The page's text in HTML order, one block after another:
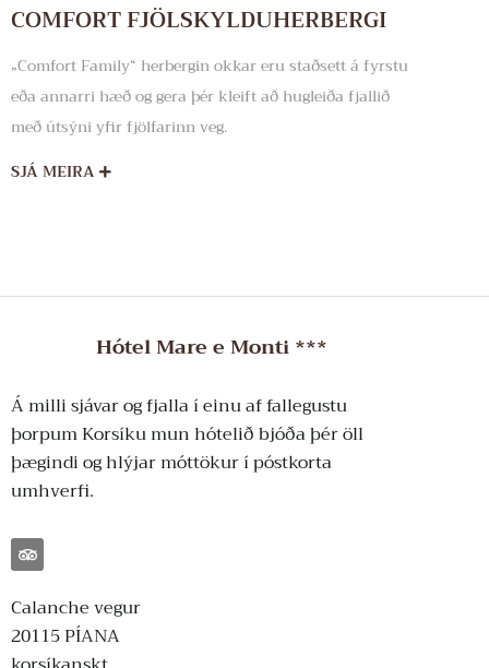
COMFORT FJÖLSKYLDUHERBERGI
„Comfort Family“ herbergin okkar eru staðsett á fyrstu
eða annarri hæð og gera þér kleift að hugleiða fjallið
með útsýni yfir fjölfarinn veg.
SJÁ MEIRA
Hótel Mare e Monti ***
Á milli sjávar og fjalla í einu af fallegustu
þorpum Korsíku mun hótelið bjóða þér öll
þægindi og hlýjar móttökur í póstkorta
umhverfi.
Calanche vegur
20115 PÍANA